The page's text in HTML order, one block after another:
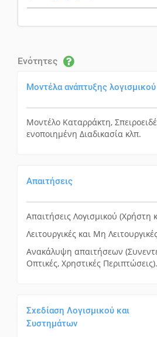
Ενότητες
Μοντέλα ανάπτυξης λογισμικού
Μοντέλο Καταρράκτη,
ενοποιημένη Διαδικασία κλπ.
Απαιτήσεις
Απαιτήσεις Λογισμικού (Χρήστη
Λειτουργικές και Μη
Ανακάλυψη απαιτήσεων
Οπτικές, Χρηστικές Περιπτώσεις).
Σχεδίαση Λογισμικού και
Συστημάτων